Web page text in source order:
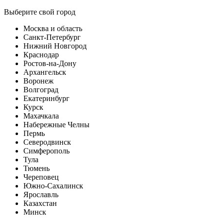
Выберите свой город
Москва и область
Санкт-Петербург
Нижний Новгород
Краснодар
Ростов-на-Дону
Архангельск
Воронеж
Волгоград
Екатеринбург
Курск
Махачкала
Набережные Челны
Пермь
Северодвинск
Симферополь
Тула
Тюмень
Череповец
Южно-Сахалинск
Ярославль
Казахстан
Минск